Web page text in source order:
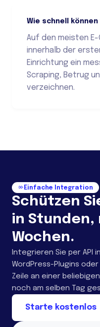
Wie schnell
Auf den meisten
innerhalb der
Einrichtung ein
Scraping, Betrug
verzeichnen.
Einfache Integration
Schützen
in Stunden,
Wochen.
Integrieren Sie per API
WordPress-Plugins
Zeile an einer
noch am selben Tag
Starte kostenlos